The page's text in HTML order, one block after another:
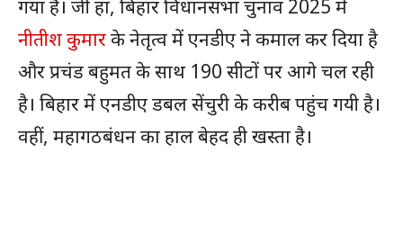
गया है। जी हां, बिहार विधानसभा चुनाव 2025 में
नीतीश कुमारके नेतृत्व में एनडीए ने कमाल कर दिया है
और प्रचंड बहुमत के साथ 190 सीटों पर आगे चल रही
है। बिहार में एनडीए डबल सेंचुरी के करीब पहुंच गयी है।
वहीं, महागठबंधन का हाल बेहद ही खस्ता है।